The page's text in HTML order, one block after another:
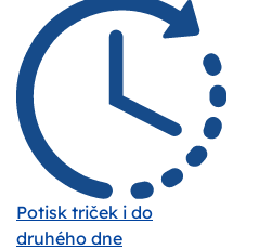
Potisk triček i do
druhého dne